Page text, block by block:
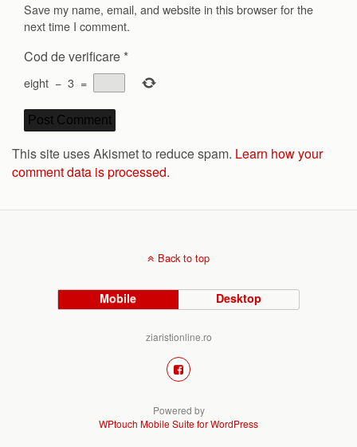
Save my name, email, and website in this browser for the
next time I comment.
Cod de verificare *
eight − 3 =
This site uses Akismet to reduce spam. Learn how your
comment data is processed.
Back to top
Mobile Desktop
ziaristionline.ro
Powered by
WPtouch Mobile Suite for WordPress